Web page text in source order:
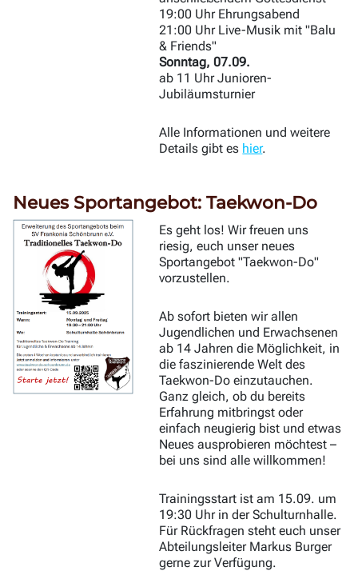
19:00 Uhr Ehrungsabend
21:00 Uhr Live-Musik mit "Balu
& Friends"
Sonntag, 07.09.
ab 11 Uhr Junioren-
Jubiläumsturnier
Alle Informationen und weitere
Details gibt es hier.
Neues Sportangebot: Taekwon-Do
Es geht los! Wir freuen uns
riesig, euch unser neues
Sportangebot "Taekwon-Do"
vorzustellen.
Ab sofort bieten wir allen
Jugendlichen und Erwachsenen
ab 14 Jahren die Möglichkeit, in
die faszinierende Welt des
Taekwon-Do einzutauchen.
Ganz gleich, ob du bereits
Erfahrung mitbringst oder
einfach neugierig bist und etwas
Neues ausprobieren möchtest –
bei uns sind alle willkommen!
Trainingsstart ist am 15.09. um
19:30 Uhr in der Schulturnhalle.
Für Rückfragen steht euch unser
Abteilungsleiter Markus Burger
gerne zur Verfügung.